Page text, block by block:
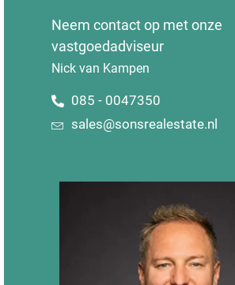
Neem contact op met onze
vastgoedadviseur
Nick van Kampen
085 - 0047350
sales@sonsrealestate.nl